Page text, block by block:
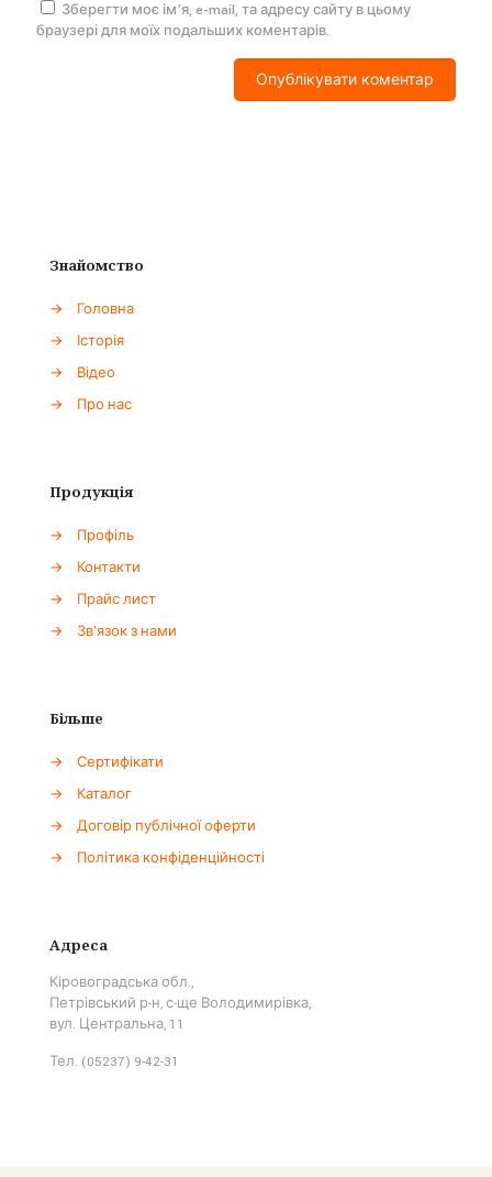
Зберегти моє ім'я, e-mail, та адресу сайту в цьому
браузері для моїх подальших коментарів.
Знайомство
→
Головна
→
Історія
→
Відео
→
Про нас
Продукція
→
Профіль
→
Контакти
→
Прайс лист
→
Зв'язок з нами
Більше
→
Сертифікати
→
Каталог
→
Договір публічної оферти
→
Політика конфіденційності
Адреса
Кіровоградська обл.,
Петрівський р-н, с-ще Володимирівка,
вул. Центральна, 11
Тел. (05237) 9-42-31